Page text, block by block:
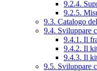
9.2.4.
9.2.5.
9.3. Catalogo
9.4. Sviluppare
9.4.1. Il
9.4.2. Il
9.4.3. Il
9.5. Sviluppare